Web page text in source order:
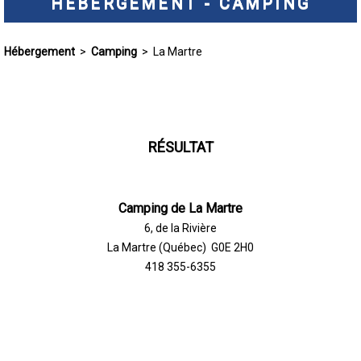
Hébergement > Camping > La Martre
RÉSULTAT
Camping de La Martre
6, de la Rivière
La Martre (Québec) G0E 2H0
418 355-6355